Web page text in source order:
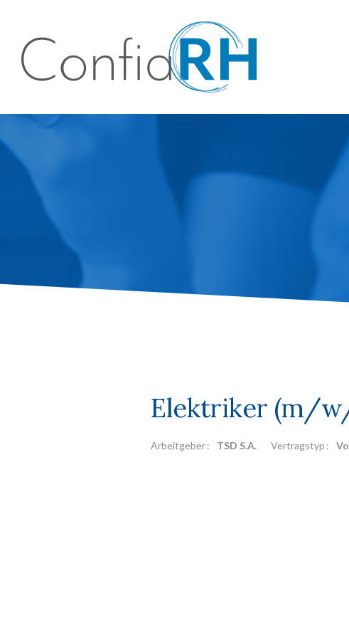
Elektriker (m/
Arbeitgeber TSD S.A. Vertragstyp